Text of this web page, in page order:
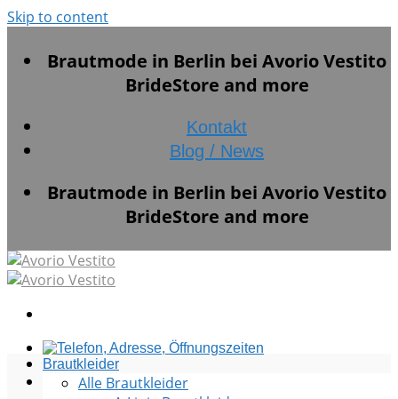
Skip to content
Brautmode in Berlin bei Avorio Vestito
BrideStore and more
Kontakt
Blog / News
Brautmode in Berlin bei Avorio Vestito
BrideStore and more
Brautkleider
Alle Brautkleider